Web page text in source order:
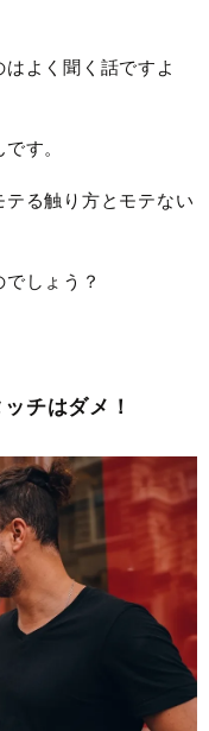
よく聞く話ですよ
す。
る触り方とモテない
しょう？
チはダメ！